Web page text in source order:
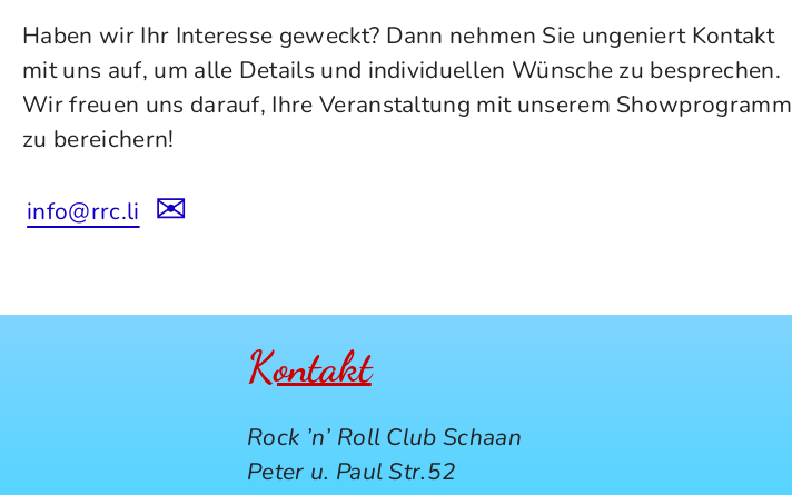
Haben wir Ihr Interesse geweckt? Dann nehmen Sie ungeniert Kontakt
mit uns auf, um alle Details und individuellen Wünsche zu besprechen.
Wir freuen uns darauf, Ihre Veranstaltung mit unserem Showprogramm
zu bereichern!
info@rrc.li ✉
Kontakt
Rock ’n’ Roll Club Schaan
Peter u. Paul Str.52